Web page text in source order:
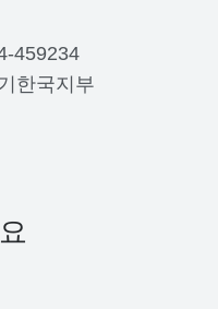
459234
한국지부